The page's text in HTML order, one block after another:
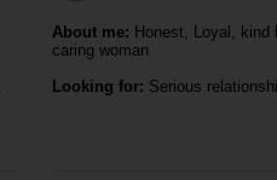
About me: Honest, Loyal, kind
caring woman
Looking for: Serious